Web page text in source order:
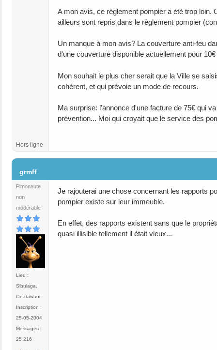
A mon avis, ce règlement pompier a été trop loin.
ailleurs sont repris dans le règlement pompier
Un manque à mon avis? La couverture anti-feu
d'une couverture disponible actuellement pour
Mon souhait le plus cher serait que la Ville se
cohérent, et qui prévoie un mode de recours.
Ma surprise: l'annonce d'une facture de 75€ qui
prévention... Moi qui croyait que le service des
Hors ligne
grmff
Pimonaute
non
modérable
Lieu :
Sibulaga,
Onatawani
Inscription :
25-05-2004
Messages :
25 216
Je rajouterai une chose concernant les rapports
pompier existe sur leur immeuble.
En effet, des rapports existent sans que le
quasi illisible tellement il était vieux...